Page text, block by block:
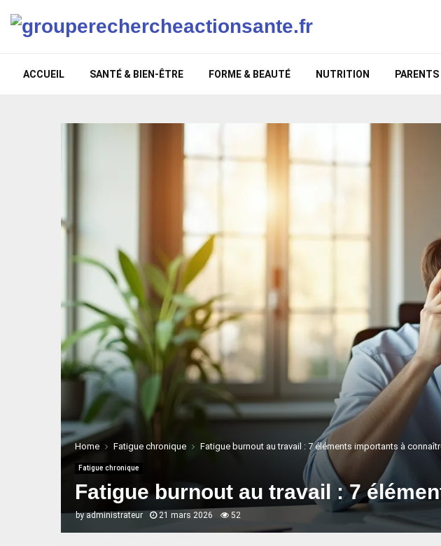
ACCUEIL SANTÉ & BIEN-ÊTRE FORME & BEAUTÉ NUTRITION
Home Fatigue chronique Fatigue burnout au travail : 7 éléments importants à
Fatigue chronique
Fatigue burnout au travail : 7
byadministrateur 21 mars 2026 52